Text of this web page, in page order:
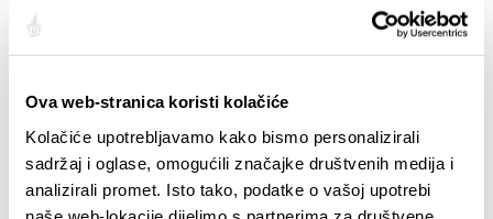
Ova web-stranica koristi kolačiće
Kolačiće upotrebljavamo kako bismo personalizirali
sadržaj i oglase, omogućili značajke društvenih medija i
analizirali promet. Isto tako, podatke o vašoj upotrebi
2020.
> OBAVIJEST: Odluka o dodjeli potpora iz
programa „Potpore za turističke manifestacije u
2020. godini“
> Javni poziv za kandidiranje manifestacija za